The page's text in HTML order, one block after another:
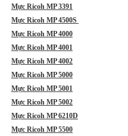
Mực Ricoh MP 3391
Mực Ricoh MP 4500S
Mực Ricoh MP 4000
Mực Ricoh MP 4001
Mực Ricoh MP 4002
Mực Ricoh MP 5000
Mực Ricoh MP 5001
Mực Ricoh MP 5002
Mực Ricoh MP 6210D
Mực Ricoh MP 5500